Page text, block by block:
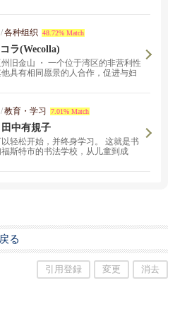
/各种组织 48.72% Match
ラ(Wecolla)
旧金山 ・ 一个位于湾区的非营利性
具有相同愿景的人合作，促进与妇
/教育・学习 7.01% Match
中有規子
轻松开始，并终身学习。 这就是书
斯特市的书法学校，从儿童到成
る
引用登録 変更 消去